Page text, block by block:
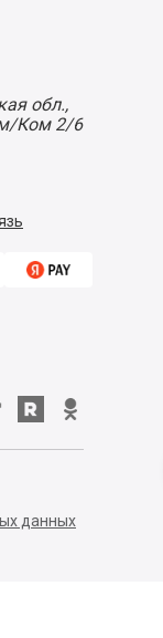
обл.,
Ком 2/6
данных